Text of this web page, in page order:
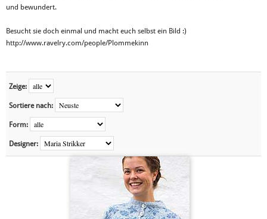
und bewundert.
Besucht sie doch einmal und macht euch selbst ein Bild :)
http://www.ravelry.com/people/Plommekinn
Zeige:
Sortiere nach:
Form:
Designer: